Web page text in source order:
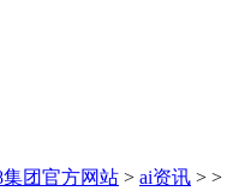
集团官方网站 > ai资讯 > >